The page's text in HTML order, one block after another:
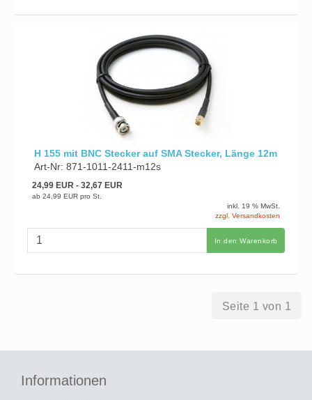
H 155 mit BNC Stecker auf SMA Stecker, Länge 12m
Art-Nr: 871-1011-2411-m12s
24,99 EUR- 32,67 EUR
ab 24,99 EUR pro St.
inkl. 19 % MwSt.
zzgl. Versandkosten
In den Warenkorb
Seite 1 von 1
Informationen